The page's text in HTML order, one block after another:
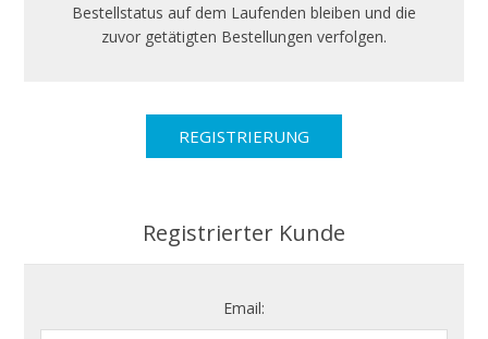
Bestellstatus auf dem Laufenden bleiben und die
zuvor getätigten Bestellungen verfolgen.
Registrierter Kunde
Email: